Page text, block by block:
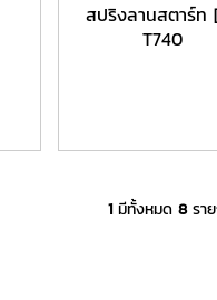
สปริงลานสตาร์ท
T740
1มีทั้งหมด 8รา